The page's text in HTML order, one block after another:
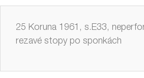
25 Koruna 1961, s.E33,
rezavé stopy po sponkách